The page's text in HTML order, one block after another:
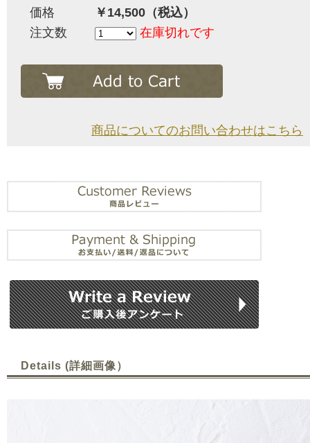
価格
￥14,500（税込）
注文数
在庫切れです
商品についてのお問い合わせはこちら
Details (詳細画像）